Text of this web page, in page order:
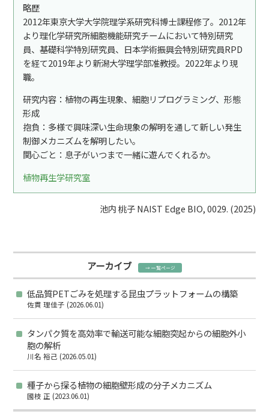
略歴
2012年東京大学大学院理学系研究科博士課程修了。2012年
より理化学研究所細胞機能研究チームにおいて特別研究
員、基礎科学特別研究員、日本学術振興会特別研究員RPD
を経て2019年より新潟大学理学部准教授。2022年より現
職。
研究内容：植物の再生現象、細胞リプログラミング、形態
形成
抱負：多様で興味深い生命現象の解明を通して新しい発生
制御メカニズムを解明したい。
関心ごと：息子がいつまで一緒に遊んでくれるか。
植物再生学研究室
池内 桃子 NAIST Edge BIO, 0029. (2025)
アーカイブ → 一覧ページ
低品質PETごみを処理する昆虫プラットフォームの構築
佐貫 理佳子 (2026.06.01)
タンパク質を高効率で輸送可能な細胞突起からの細胞外小
胞の解析
川名 裕己 (2026.05.01)
種子から探る植物の細胞壁形成の分子メカニズム
國枝 正 (2023.06.01)